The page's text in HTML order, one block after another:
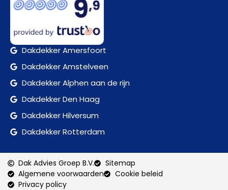
Dakdekker Amersfoort
Dakdekker Amstelveen
Dakdekker Alphen aan de rijn
Dakdekker Den Haag
Dakdekker Hilversum
Dakdekker Rotterdam
Dak Advies Groep B.V.
Sitemap
Algemene voorwaarden
Cookie beleid
Privacy policy